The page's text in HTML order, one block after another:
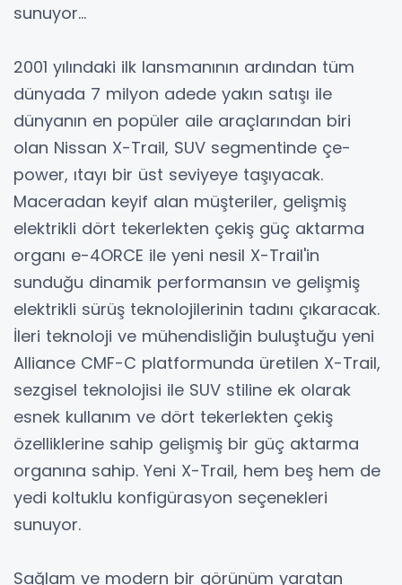
sunuyor…
2001 yılındaki ilk lansmanının ardından tüm
dünyada 7 milyon adede yakın satışı ile
dünyanın en popüler aile araçlarından biri
olan Nissan X-Trail, SUV segmentinde çe-
power, ıtayı bir üst seviyeye taşıyacak.
Maceradan keyif alan müşteriler, gelişmiş
elektrikli dört tekerlekten çekiş güç aktarma
organı e-4ORCE ile yeni nesil X-Trail'in
sunduğu dinamik performansın ve gelişmiş
elektrikli sürüş teknolojilerinin tadını çıkaracak.
İleri teknoloji ve mühendisliğin buluştuğu yeni
Alliance CMF-C platformunda üretilen X-Trail,
sezgisel teknolojisi ile SUV stiline ek olarak
esnek kullanım ve dört tekerlekten çekiş
özelliklerine sahip gelişmiş bir güç aktarma
organına sahip. Yeni X-Trail, hem beş hem de
yedi koltuklu konfigürasyon seçenekleri
sunuyor.
Sağlam ve modern bir görünüm yaratan